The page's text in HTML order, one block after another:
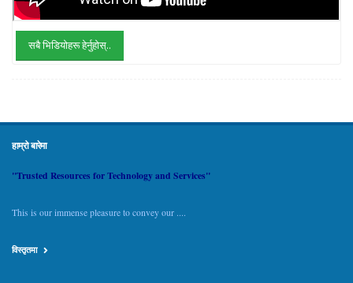
सबै भिडियोहरू हेर्नुहोस्..
हाम्रो बारेमा
"Trusted Resources for Technology and Services"
This is our immense pleasure to convey our ....
विस्तृतमा